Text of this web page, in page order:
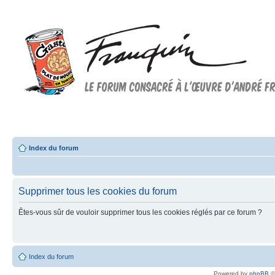
Index du forum
Supprimer tous les cookies du forum
Êtes-vous sûr de vouloir supprimer tous les cookies réglés par ce forum ?
Index du forum
Powered by phpBB